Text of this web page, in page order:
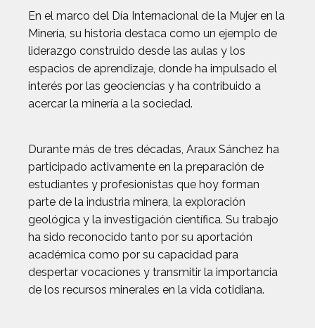
En el marco del Día Internacional de la Mujer en la
Minería, su historia destaca como un ejemplo de
liderazgo construido desde las aulas y los
espacios de aprendizaje, donde ha impulsado el
interés por las geociencias y ha contribuido a
acercar la minería a la sociedad.
Durante más de tres décadas, Araux Sánchez ha
participado activamente en la preparación de
estudiantes y profesionistas que hoy forman
parte de la industria minera, la exploración
geológica y la investigación científica. Su trabajo
ha sido reconocido tanto por su aportación
académica como por su capacidad para
despertar vocaciones y transmitir la importancia
de los recursos minerales en la vida cotidiana.